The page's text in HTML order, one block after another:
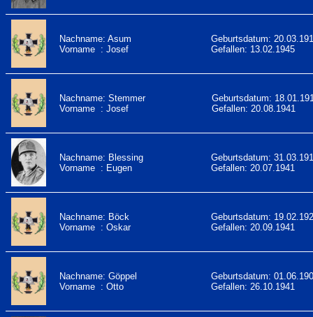
Nachname: Asum
Vorname : Josef
Geburtsdatum:
Gefallen: 13.02.1945
Nachname: Stemmer
Vorname : Josef
Geburtsdatum:
Gefallen: 20.08.1941
Nachname: Blessing
Vorname : Eugen
Geburtsdatum:
Gefallen: 20.07.1941
Nachname: Böck
Vorname : Oskar
Geburtsdatum:
Gefallen: 20.09.1941
Nachname: Göppel
Vorname : Otto
Geburtsdatum:
Gefallen: 26.10.1941